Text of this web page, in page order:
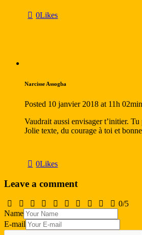
0Likes
Narcisse Assogba
Posted 10 janvier 2018 at 11h 02min
Vaudrait aussi envisager t’initier.
Jolie texte, du courage à toi et
0Likes
Leave a comment
0/5
Name
E-mail